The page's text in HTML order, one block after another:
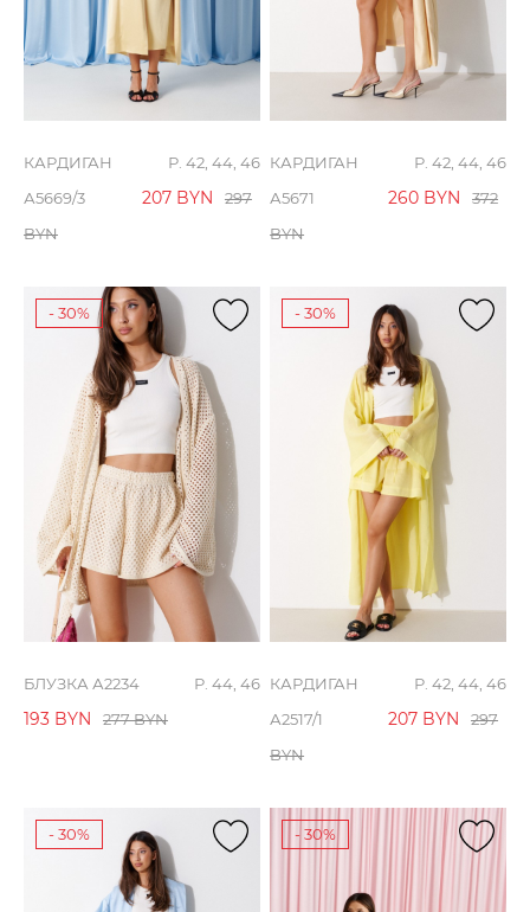
КАРДИГАН
А5669/3
Р. 42, 44, 46
207BYN
297
BYN
КАРДИГАН
А5671
Р. 42, 44, 46
260 BYN
372
BYN
- 30%
БЛУЗКА А2234 Р. 44, 46
193 BYN 277BYN
- 30%
КАРДИГАН
А2517/1
Р. 42, 44, 46
207 BYN
297
BYN
- 30% - 30%